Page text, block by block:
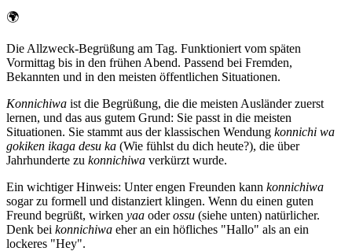
🌍
Die Allzweck-Begrüßung am Tag. Funktioniert vom späten
Vormittag bis in den frühen Abend. Passend bei Fremden,
Bekannten und in den meisten öffentlichen Situationen.
Konnichiwa ist die Begrüßung, die die meisten Ausländer zuerst
lernen, und das aus gutem Grund: Sie passt in die meisten
Situationen. Sie stammt aus der klassischen Wendung konnichi wa
gokiken ikaga desu ka (Wie fühlst du dich heute?), die über
Jahrhunderte zu konnichiwa verkürzt wurde.
Ein wichtiger Hinweis: Unter engen Freunden kann konnichiwa
sogar zu formell und distanziert klingen. Wenn du einen guten
Freund begrüßt, wirken yaa oderossu (siehe unten) natürlicher.
Denk bei konnichiwa eher an ein höfliches "Hallo" als an ein
lockeres "Hey".